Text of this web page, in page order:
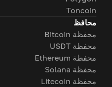
Toncoin
محافظ
محفظة Bitcoin
محفظة USDT
محفظة Ethereum
محفظة Solana
محفظة Litecoin